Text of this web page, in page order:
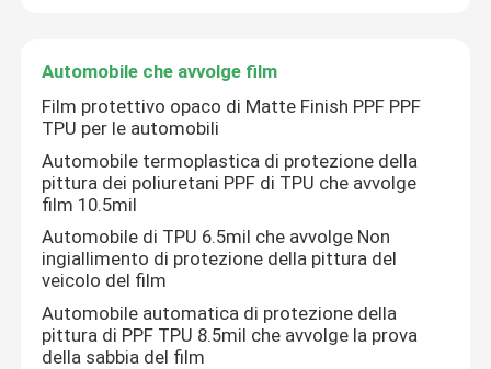
Film panoramico del tetto
Film dell'isolamento di un edificio
Automobile che avvolge film
Film protettivo opaco di Matte Finish PPF PPF
TPU per le automobili
Automobile termoplastica di protezione della
pittura dei poliuretani PPF di TPU che avvolge
film 10.5mil
Automobile di TPU 6.5mil che avvolge Non
ingiallimento di protezione della pittura del
veicolo del film
Automobile automatica di protezione della
pittura di PPF TPU 8.5mil che avvolge la prova
della sabbia del film